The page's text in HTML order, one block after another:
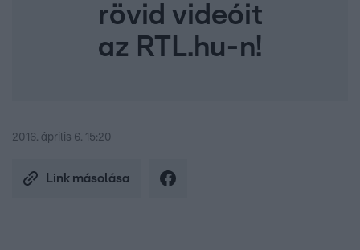
rövid videóit
az RTL.hu-n!
2016. április 6. 15:20
Link másolása